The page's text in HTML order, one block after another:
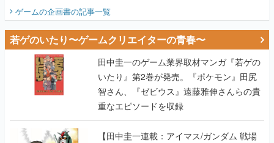
ビュー】
ゲームの企画書の記事一覧
若ゲのいたり〜ゲームクリエイターの青春〜
田中圭一のゲーム業界取材マンガ『若ゲの
いたり』第2巻が発売。『ポケモン』田尻
智さん、『ゼビウス』遠藤雅伸さんらの貴
重なエピソードを収録
【田中圭一連載：アイマス/ガンダム 戦場